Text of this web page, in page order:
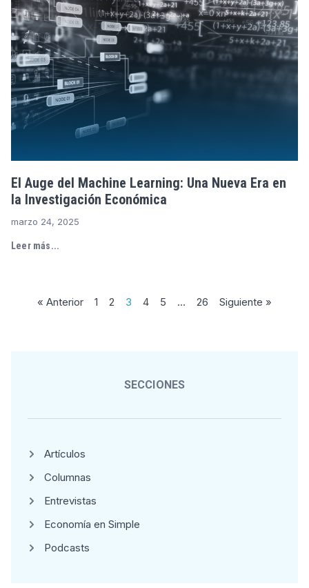
El Auge del Machine Learning: Una Nueva Era en
la Investigación Económica
marzo 24, 2025
Leer más...
« Anterior 1 2 3 4 5 … 26 Siguiente »
SECCIONES
Artículos
Columnas
Entrevistas
Economía en Simple
Podcasts